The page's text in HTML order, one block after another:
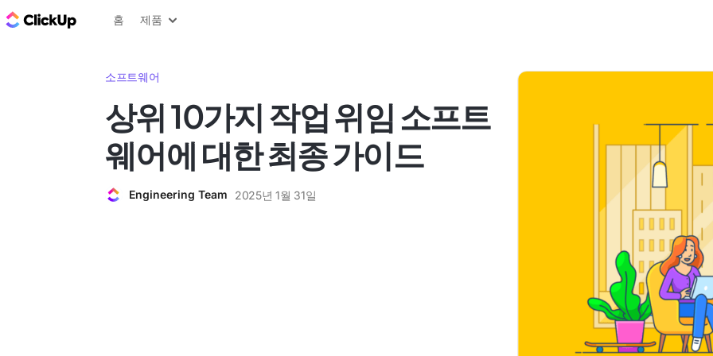
ClickUp 블로그
홈 제품
소프트웨어
상위 10가지 작업 위임 소프트
웨어에 대한 최종 가이드
Engineering Team 2025년 1월 31일